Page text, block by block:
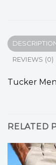
REVIEWS (0)
Tucker
RELATED